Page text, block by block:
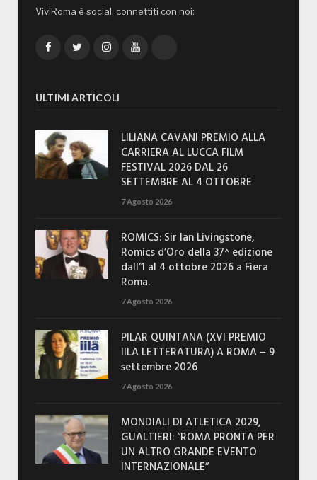
ViviRoma è social, connettiti con noi:
FacebookTwitterInstagramYouTube
ULTIMI ARTICOLI
LILIANA CAVANI PREMIO ALLA
CARRIERA AL LUCCA FILM
FESTIVAL 2026 DAL 26
SETTEMBRE AL 4 OTTOBRE
7 Agosto 2026
ROMICS: Sir Ian Livingstone,
Romics d’Oro della 37^ edizione
dall’1 al 4 ottobre 2026 a Fiera
Roma.
7 Agosto 2026
PILAR QUINTANA (XVI PREMIO
IILA LETTERATURA) A ROMA – 9
settembre 2026
7 Agosto 2026
MONDIALI DI ATLETICA 2029,
GUALTIERI: “ROMA PRONTA PER
UN ALTRO GRANDE EVENTO
INTERNAZIONALE”